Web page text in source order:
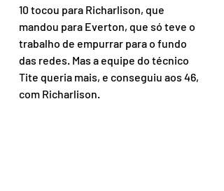
10 tocou para Richarlison, que
mandou para Everton, que só teve o
trabalho de empurrar para o fundo
das redes. Mas a equipe do técnico
Tite queria mais, e conseguiu aos 46,
com Richarlison.